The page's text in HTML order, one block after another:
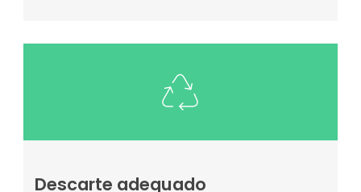
Descarte adequado